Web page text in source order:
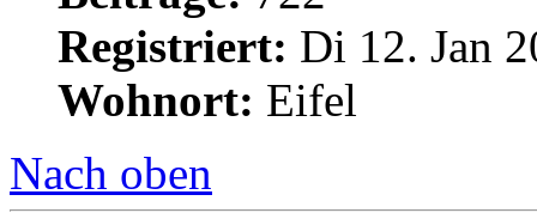
Registriert: Di 12. Jan
Wohnort: Eifel
Nach oben